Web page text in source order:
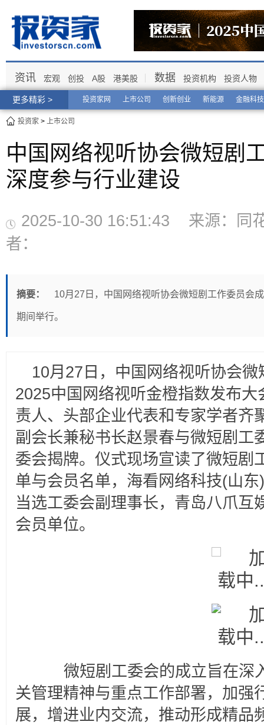
更多精彩 > 投资家网 上市公司 创新创业 新能源 金融科技
资讯 宏观 创投 A股 港美股 数据 投资机构 投资人物
投资家 > 上市公司
中国网络视听协会微短剧
深度参与行业建设
2025-10-30 16:51:43 来源：同
者：
摘要： 10月27日，中国网络视听协会微短剧工作委员会
期间举行。
10月27日，中国网络视听协会
2025中国网络视听金橙指数发布
责人、头部企业代表和专家学者齐
副会长兼秘书长赵景春与微短剧工
委会揭牌。仪式现场宣读了微短剧
单与会员名单，海看网络科技(山
当选工委会副理事长，青岛八爪互
会员单位。
微短剧工委会的成立旨在深
关管理精神与重点工作部署，加强
展，增进业内交流，推动形成精品